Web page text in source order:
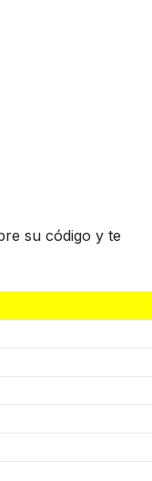
su código y te